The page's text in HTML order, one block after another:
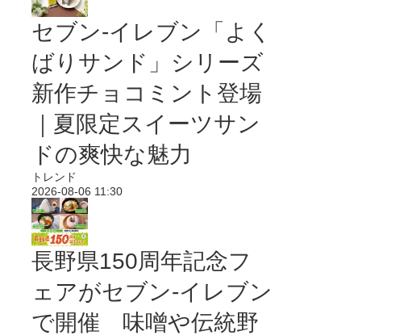
セブン‐イレブン「よく
ばりサンド」シリーズ
新作チョコミント登場
｜夏限定スイーツサン
ドの爽快な魅力
トレンド
2026-08-06 11:30
長野県150周年記念フ
ェアがセブン-イレブン
で開催 味噌や伝統野